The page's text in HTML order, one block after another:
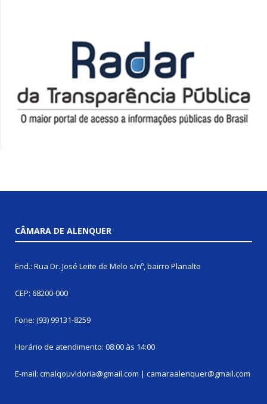
CÂMARA DE ALENQUER
End.: Rua Dr. José Leite de Melo s/nº, bairro Planalto
CEP: 68200-000
Fone: (93) 99131-8259
Horário de atendimento: 08:00 às 14:00
E-mail: cmalqouvidoria@gmail.com | camaraalenquer@gmail.com